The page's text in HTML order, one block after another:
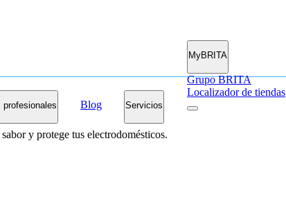
profesionales Blog Servicios
MyBRITA
Grupo BRITA
Localizador de tiendas
y protege tus electrodomésticos.